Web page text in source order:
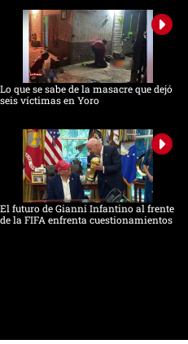
Lo que se sabe de la masacre que dejó
seis víctimas en Yoro
El futuro de Gianni Infantino al frente
de la FIFA enfrenta cuestionamientos